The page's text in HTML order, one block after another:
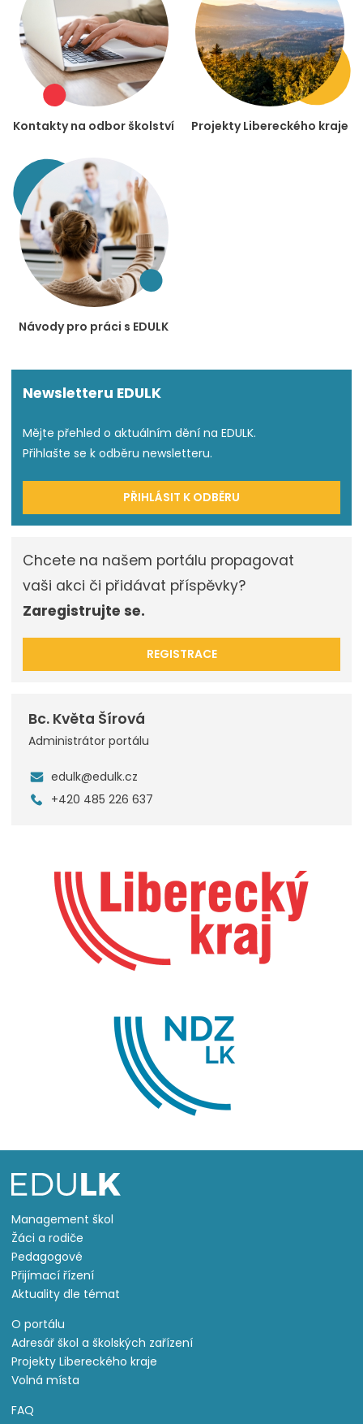
Kontakty na odbor školství Projekty Libereckého kraje
Návody pro práci s EDULK
Newsletteru EDULK
Mějte přehled o aktuálním dění na EDULK.
Přihlašte se k odběru newsletteru.
PŘIHLÁSIT K ODBĚRU
Chcete na našem portálu propagovat
vaši akci či přidávat příspěvky?
Zaregistrujte se.
REGISTRACE
Bc. Květa Šírová
Administrátor portálu
edulk@edulk.cz
+420 485 226 637
Management škol
Žáci a rodiče
Pedagogové
Přijímací řízení
Aktuality dle témat
O portálu
Adresář škol a školských zařízení
Projekty Libereckého kraje
Volná místa
FAQ